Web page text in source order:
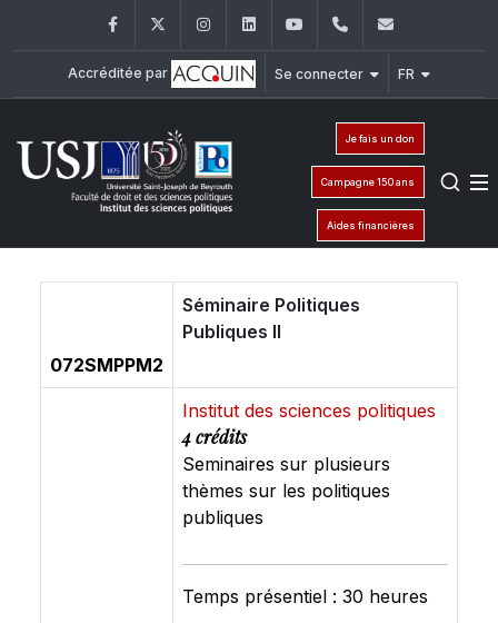
FacebookTwitter InstagramLinkedInYouTube+961 (1) 421 443
Accréditée par Se connecter FR
Je fais un don
Campagne 150 ans
Aides financières
072SMPPM2
Séminaire Politiques
Publiques II
Institut des sciences politiques
4 crédits
Seminaires sur plusieurs
thèmes sur les politiques
publiques
Temps présentiel : 30 heures